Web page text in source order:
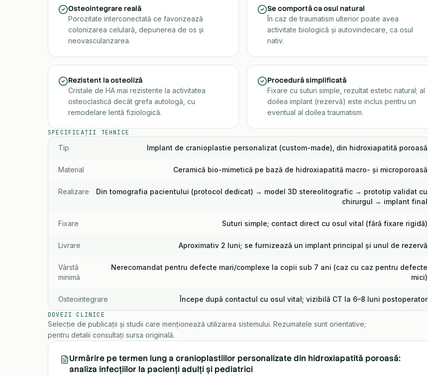
Osteointegrare reală
Porozitate interconectată ce favorizează
colonizarea celulară, depunerea de os și
neovascularizarea.
Se comportă ca osul natural
În caz de traumatism ulterior poate avea
activitate biologică și autovindecare, ca osul
nativ.
Rezistent la osteoliză
Cristale de HA mai rezistente la activitatea
osteoclastică decât grefa autologă, cu
remodelare lentă fiziologică.
Procedură simplificată
Fixare cu suturi simple, rezultat estetic natural; al
doilea implant (rezervă) este inclus pentru un
eventual al doilea traumatism.
SPECIFICAȚII TEHNICE
Tip Implant de cranioplastie personalizat (custom-made), din hidroxiapatită poroasă
Material Ceramică bio-mimetică pe bază de hidroxiapatită macro- și microporoasă
Realizare
Din tomografia pacientului (protocol dedicat) → model 3D stereolitografic → prototip validat cu
chirurgul → implant final
Fixare Suturi simple; contact direct cu osul vital (fără fixare rigidă)
Livrare Aproximativ 2 luni; se furnizează un implant principal și unul de rezervă
Vârstă
minimă
Nerecomandat pentru defecte mari/complexe la copii sub 7 ani (caz cu caz pentru defecte
mici)
Osteointegrare Începe după contactul cu osul vital; vizibilă CT la 6–8 luni postoperator
DOVEZI CLINICE
Selecție de publicații și studii care menționează utilizarea sistemului. Rezumatele sunt orientative;
pentru detalii consultați sursa originală.
Urmărire pe termen lung a cranioplastiilor personalizate din hidroxiapatită poroasă:
analiza infecțiilor la pacienți adulți și pediatrici